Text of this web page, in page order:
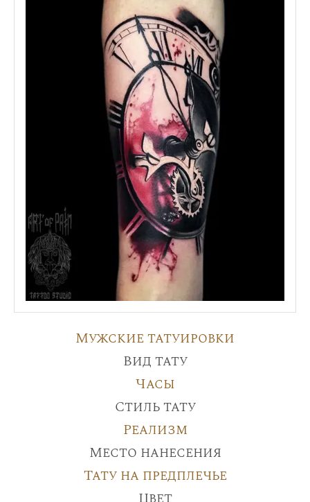
Мужские татуировки
Вид тату
Часы
Стиль тату
Реализм
Место нанесения
Тату на предплечье